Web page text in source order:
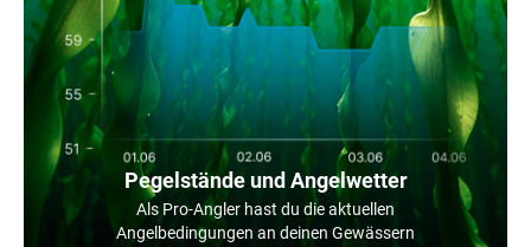
Pegelstände und Angelwetter
Als Pro-Angler hast du die aktuellen
Angelbedingungen an deinen Gewässern